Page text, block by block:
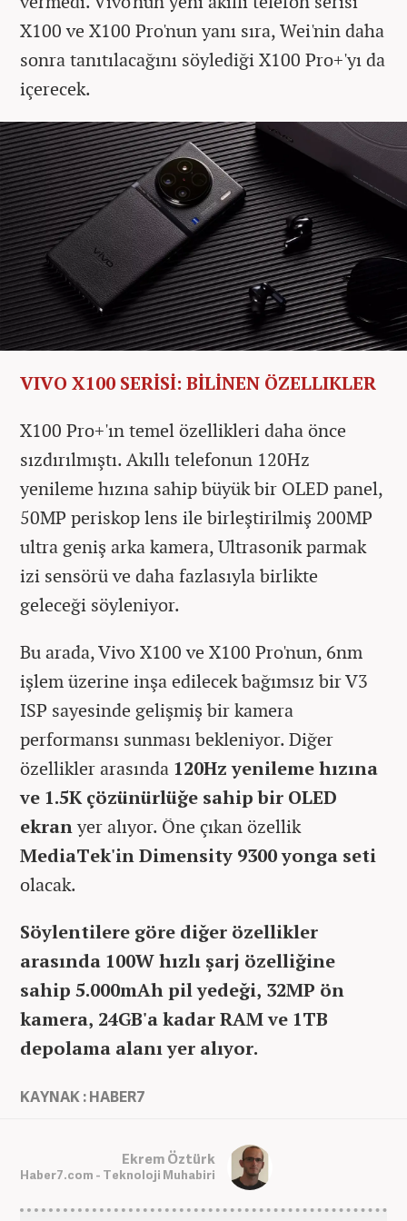
X100 ve X100 Pro'nun yanı sıra, Wei'nin daha
sonra tanıtılacağını söylediği X100 Pro+'yı da
içerecek.
VIVO X100 SERİSİ: BİLİNEN ÖZELLIKLER
X100 Pro+'ın temel özellikleri daha önce
sızdırılmıştı. Akıllı telefonun 120Hz
yenileme hızına sahip büyük bir OLED panel,
50MP periskop lens ile birleştirilmiş 200MP
ultra geniş arka kamera, Ultrasonik parmak
izi sensörü ve daha fazlasıyla birlikte
geleceği söyleniyor.
Bu arada, Vivo X100 ve X100 Pro'nun, 6nm
işlem üzerine inşa edilecek bağımsız bir V3
ISP sayesinde gelişmiş bir kamera
performansı sunması bekleniyor. Diğer
özellikler arasında 120Hz yenileme hızına
ve 1.5K çözünürlüğe sahip bir OLED
ekranyer alıyor. Öne çıkan özellik
MediaTek'in Dimensity 9300 yonga seti
olacak.
Söylentilere göre diğer özellikler
arasında 100W hızlı şarj özelliğine
sahip 5.000mAh pil yedeği, 32MP ön
kamera, 24GB'a kadar RAM ve 1TB
depolama alanı yer alıyor.
KAYNAK : HABER7
Ekrem Öztürk
Haber7.com - Teknoloji Muhabiri